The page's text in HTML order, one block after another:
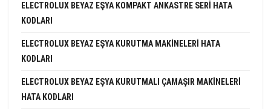
ELECTROLUX BEYAZ EŞYA KOMPAKT ANKASTRE SERI HATA
KODLARI
ELECTROLUX BEYAZ EŞYA KURUTMA MAKINELERI HATA
KODLARI
ELECTROLUX BEYAZ EŞYA KURUTMALI ÇAMAŞIR MAKINELERI
HATA KODLARI